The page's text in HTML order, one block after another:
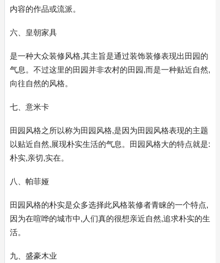
内容的作品或流派。
六、皇朝家具
是一种大众装修风格,其主旨是通过装饰装修表现出田园的
气息。不过这里的田园并非农村的田园,而是一种贴近自然,
向往自然的风格。
七、意米卡
田园风格之所以称为田园风格,是因为田园风格表现的主题
以贴近自然,展现朴实生活的气息。田园风格大的特点就是:
朴实,亲切,实在。
八、帕菲娅
田园风格的朴实是众多选择此风格装修者青睐的一个特点,
因为在喧哗的城市中,人们真的很想亲近自然,追求朴实的生
活。
九、盛豪木业